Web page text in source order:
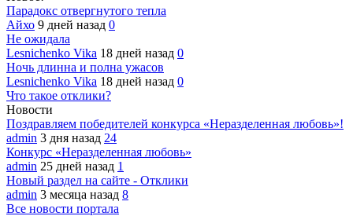
Парадокс отвергнутого тепла
Айхо 9 дней назад 0
Не ожидала
Lesnichenko Vika 18 дней назад 0
Ночь длинна и полна ужасов
Lesnichenko Vika 18 дней назад 0
Что такое отклики?
Новости
Поздравляем победителей конкурса «Неразделенная любовь»!
admin 3 дня назад 24
Конкурс «Неразделенная любовь»
admin 25 дней назад 1
Новый раздел на сайте - Отклики
admin 3 месяца назад 8
Все новости портала